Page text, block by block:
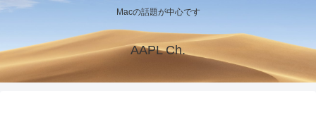
Macの話題が中心です
AAPL Ch.